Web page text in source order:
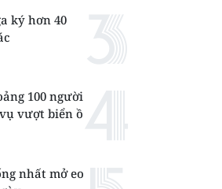
ký hơn 40
100 người
vượt biển ồ
nhất mở eo